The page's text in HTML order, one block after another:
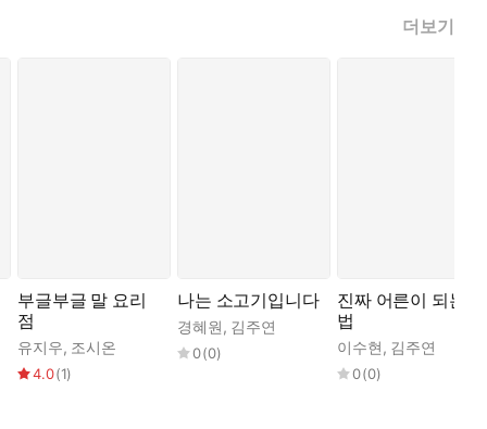
더보기
부글부글 말 요리
점
유지우, 조시온
4.0(1)
나는 소고기입니다
경혜원, 김주연
0(0)
진짜 어른이 되는
법
이수현, 김주연
0(0)